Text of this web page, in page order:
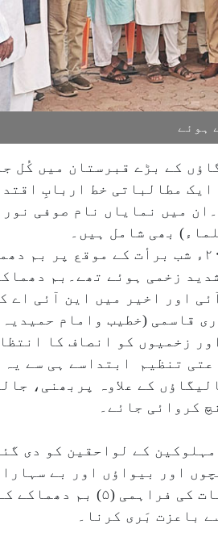
ہوئے
سے مالیگاؤں کے بڑے قبرستان
مطالباتی خط اربابِ
افراد کے دستخط ہیں۔ان میں نمایاں
بھی شامل ہیں۔
واضح رہے کہ مالیگاؤں کے بڑے قبرستان میں ۸؍ستمبر ۲۰۰۶ء
بحق اور ۲۰۰؍سے زائد افراد شدید زخمی ہوئے
اور اخیر میں این آئی اے
قاسمی (خطیب وامام
زخمیوں کو انصاف کا
تنظیم ابتداسے ہی سے یہ
کے علاوہ پربھنی،
کروائی جائے۔
بم دھماکہ مہلوکین کے وارثین کو سرکاری ملازمت۔ (۲)
بچوں اور بیواؤں اور بے
انتظامات۔ (۴)زخمیوں کیلئے علاج
باعزت بَری کرنا۔